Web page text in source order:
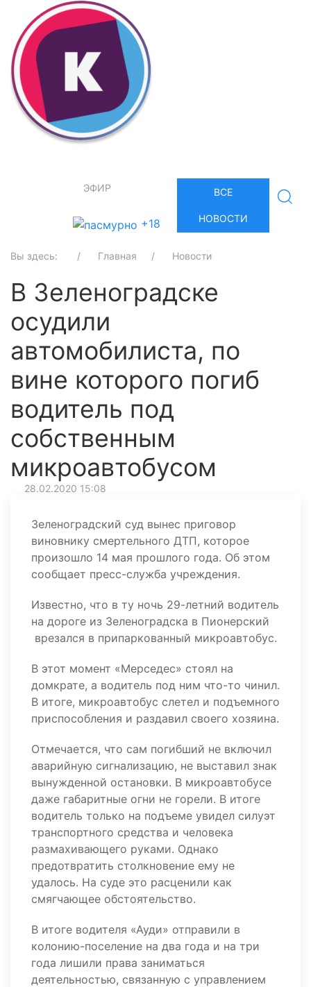
ЭФИР
+18
ВСЕ
НОВОСТИ
Вы здесь: Главная Новости
В Зеленоградске
осудили
автомобилиста, по
вине которого погиб
водитель под
собственным
микроавтобусом
28.02.2020 15:08
Зеленоградский суд вынес приговор
виновнику смертельного ДТП, которое
произошло 14 мая прошлого года. Об этом
сообщает пресс-служба учреждения.
Известно, что в ту ночь 29-летний водитель
на дороге из Зеленоградска в Пионерский
врезался в припаркованный микроавтобус.
В этот момент «Мерседес» стоял на
домкрате, а водитель под ним что-то чинил.
В итоге, микроавтобус слетел и подъемного
приспособления и раздавил своего хозяина.
Отмечается, что сам погибший не включил
аварийную сигнализацию, не выставил знак
вынужденной остановки. В микроавтобусе
даже габаритные огни не горели. В итоге
водитель только на подъеме увидел силуэт
транспортного средства и человека
размахивающего руками. Однако
предотвратить столкновение ему не
удалось. На суде это расценили как
смягчающее обстоятельство.
В итоге водителя «Ауди» отправили в
колонию-поселение на два года и на три
года лишили права заниматься
деятельностью, связанную с управлением